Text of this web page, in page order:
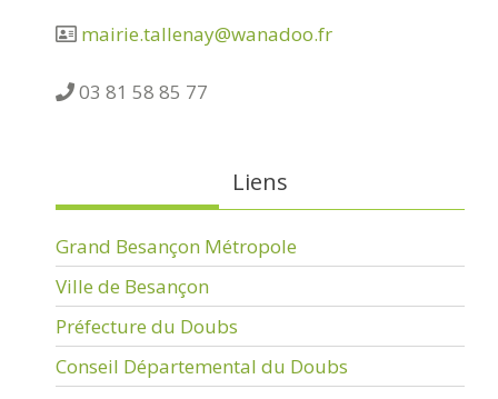
mairie.tallenay@wanadoo.fr
03 81 58 85 77
Liens
Grand Besançon Métropole
Ville de Besançon
Préfecture du Doubs
Conseil Départemental du Doubs